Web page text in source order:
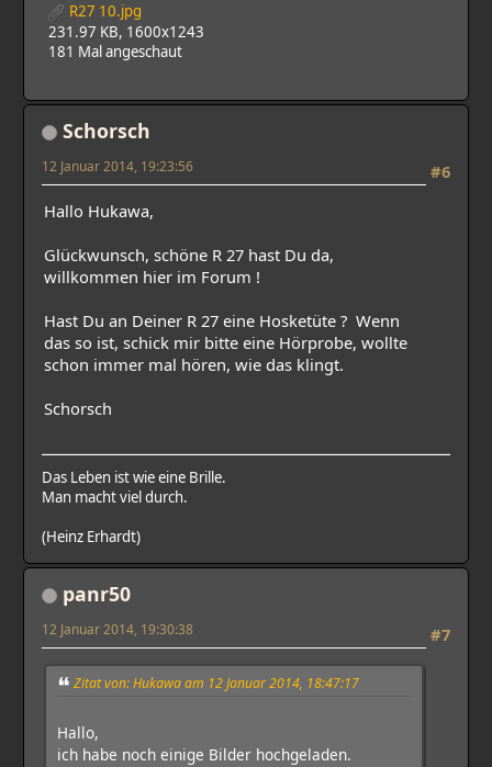
R27 10.jpg
231.97 KB, 1600x1243
181 Mal angeschaut
Schorsch
#6
12 Januar 2014, 19:23:56
Hallo Hukawa,
Glückwunsch, schöne R 27 hast Du da,
willkommen hier im Forum !
Hast Du an Deiner R 27 eine Hosketüte ? Wenn
das so ist, schick mir bitte eine Hörprobe, wollte
schon immer mal hören, wie das klingt.
Schorsch
Das Leben ist wie eine Brille.
Man macht viel durch.
(Heinz Erhardt)
panr50
#7
12 Januar 2014, 19:30:38
Zitat von: Hukawa am 12 Januar 2014, 18:47:17
Hallo,
ich habe noch einige Bilder hochgeladen.